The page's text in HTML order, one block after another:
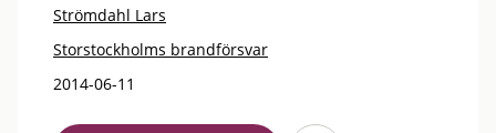
Strömdahl Lars
Storstockholms brandförsvar
2014-06-11